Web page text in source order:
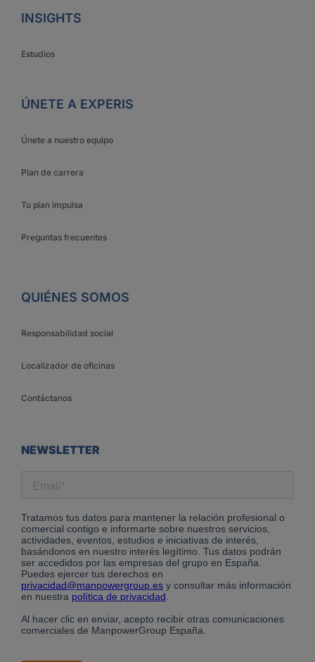
INSIGHTS
Estudios
ÚNETE A EXPERIS
Únete a nuestro equipo
Plan de carrera
Tu plan impulsa
Preguntas frecuentes
QUIÉNES SOMOS
Responsabilidad social
Localizador de oficinas
Contáctanos
NEWSLETTER